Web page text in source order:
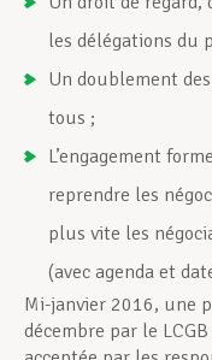
les délégations du
Un doublement
tous ;
L’engagement
reprendre les
plus vite les
(avec agenda et
Mi-janvier 2016, une
décembre par le